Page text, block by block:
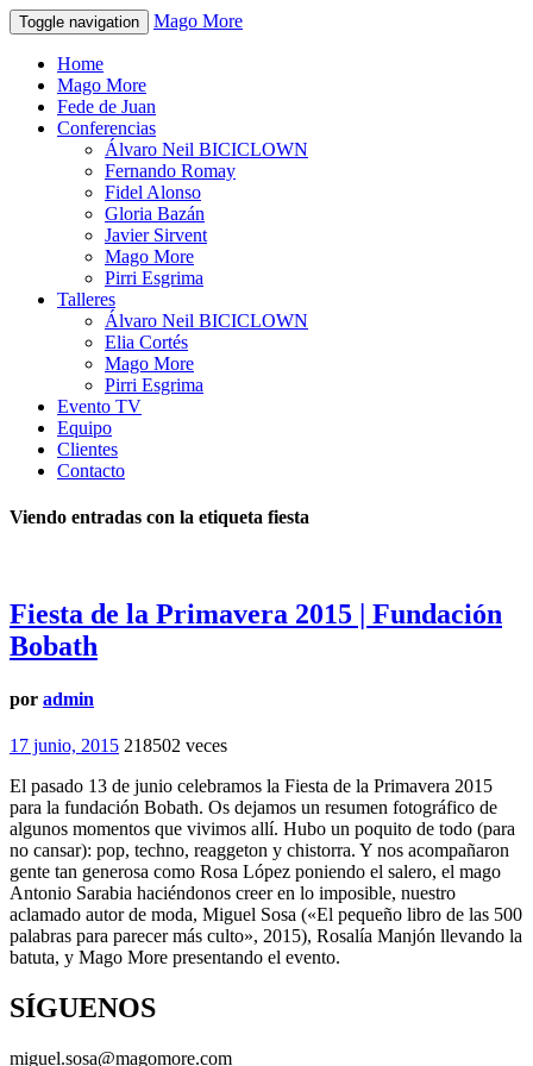
Toggle navigation Mago More
Home
Mago More
Fede de Juan
Conferencias
Álvaro Neil BICICLOWN
Fernando Romay
Fidel Alonso
Gloria Bazán
Javier Sirvent
Mago More
Pirri Esgrima
Talleres
Álvaro Neil BICICLOWN
Elia Cortés
Mago More
Pirri Esgrima
Evento TV
Equipo
Clientes
Contacto
Viendo entradas con la etiqueta fiesta
Fiesta de la Primavera 2015 | Fundación
Bobath
por admin
17 junio, 2015 218502 veces
El pasado 13 de junio celebramos la Fiesta de la Primavera 2015
para la fundación Bobath. Os dejamos un resumen fotográfico de
algunos momentos que vivimos allí. Hubo un poquito de todo (para
no cansar): pop, techno, reaggeton y chistorra. Y nos acompañaron
gente tan generosa como Rosa López poniendo el salero, el mago
Antonio Sarabia haciéndonos creer en lo imposible, nuestro
aclamado autor de moda, Miguel Sosa («El pequeño libro de las 500
palabras para parecer más culto», 2015), Rosalía Manjón llevando la
batuta, y Mago More presentando el evento.
SÍGUENOS
miguel.sosa@magomore.com